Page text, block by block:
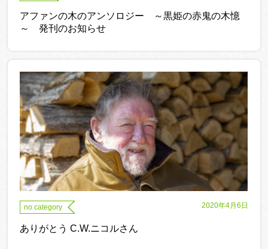
アファンの木のアンソロジー ～黒姫の赤鬼の木憶
～ 発刊のお知らせ
no category 2020年4月6日
ありがとう C.W.ニコルさん